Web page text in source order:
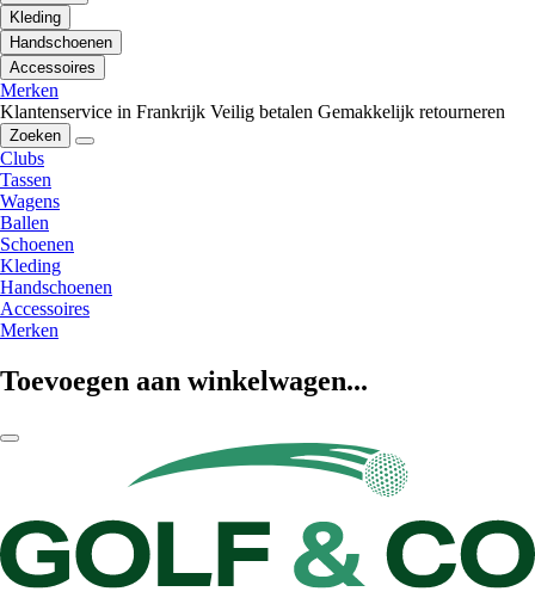
Kleding
Handschoenen
Accessoires
Merken
Klantenservice in Frankrijk Veilig betalen Gemakkelijk retourneren
Zoeken
Clubs
Tassen
Wagens
Ballen
Schoenen
Kleding
Handschoenen
Accessoires
Merken
Toevoegen aan winkelwagen...